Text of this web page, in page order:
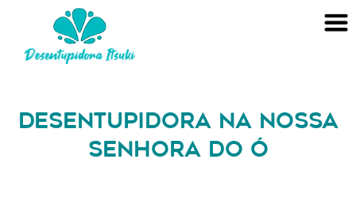
DESENTUPIDORA NA NOSSA
SENHORA DO Ó